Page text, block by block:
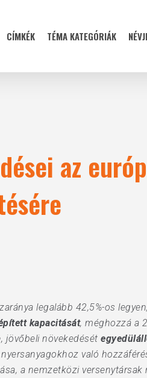
CÍMKÉK TÉMA KATEGÓRIÁK
az
legalább 42,5%-os legyen,
kapacitását, méghozzá a
jövőbeli növekedését
való
a nemzetközi versenytársak